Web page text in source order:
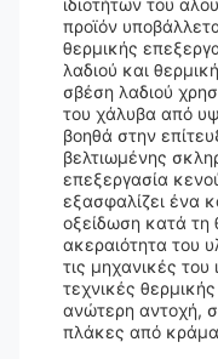
ιδιοτήτων του
προϊόν
θερμικής
λαδιού και
σβέση λαδιού
του χάλυβα από
βοηθά στην
βελτιωμένης
επεξεργασία
εξασφαλίζει ένα
οξείδωση κατά τη
ακεραιότητα του
τις μηχανικές του
τεχνικές
ανώτερη αντοχή,
πλάκες από